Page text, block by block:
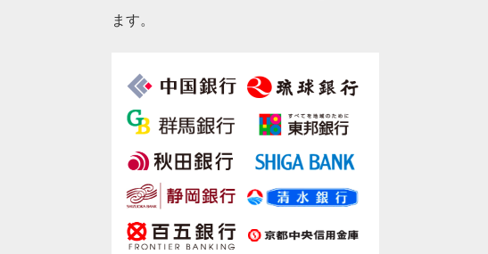
ます。